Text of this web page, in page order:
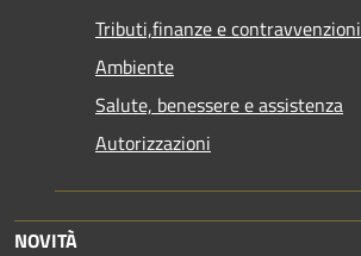
Tributi,finanze e contravvenzioni
Ambiente
Salute, benessere e assistenza
Autorizzazioni
NOVITÀ